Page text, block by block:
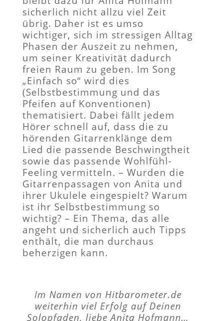
sicherlich nicht allzu viel Zeit
übrig. Daher ist es umso
wichtiger, sich im stressigen Alltag
Phasen der Auszeit zu nehmen,
um seiner Kreativität dadurch
freien Raum zu geben. Im Song
„Einfach so“ wird dies
(Selbstbestimmung und das
Pfeifen auf Konventionen)
thematisiert. Dabei fällt jedem
Hörer schnell auf, dass die zu
hörenden Gitarrenklänge dem
Lied die passende Beschwingtheit
sowie das passende Wohlfühl-
Feeling vermitteln. – Wurden die
Gitarrenpassagen von Anita und
ihrer Ukulele eingespielt? Warum
ist ihr Selbstbestimmung so
wichtig? – Ein Thema, das alle
angeht und sicherlich auch Tipps
enthält, die man durchaus
beherzigen kann.
Im Namen von Hitbarometer.de
weiterhin viel Erfolg auf Deinen
Solopfaden, liebe Anita Hofmann…